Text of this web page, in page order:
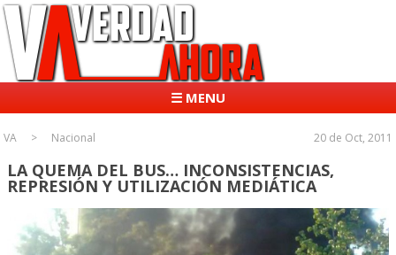
☰ MENU
VA Nacional 20 de Oct, 2011
LA QUEMA DEL BUS… INCONSISTENCIAS,
REPRESIÓN Y UTILIZACIÓN MEDIÁTICA